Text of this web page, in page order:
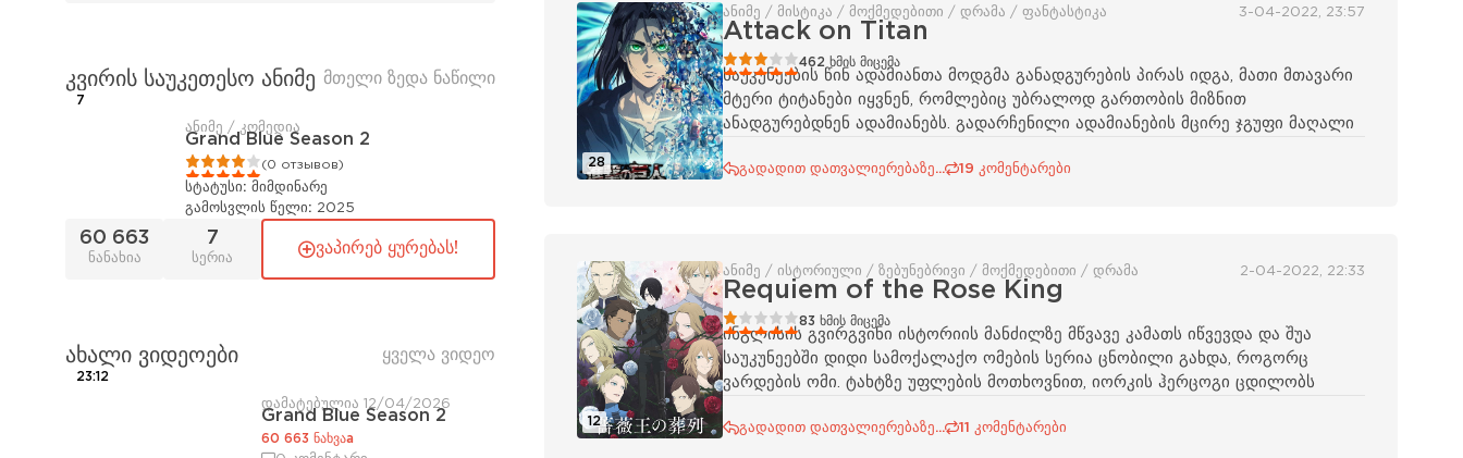
28
ანიმე / მისტიკა / მოქმედებითი / დრამა / ფანტასტიკა 3-04-2022, 23:57
Attack on Titan
1 2 3 4 5 462 ხმის მიცემა
საუკუნეების წინ ადამიანთა მოდგმა განადგურების პირას იდგა, მათი მთავარი
მტერი ტიტანები იყვნენ, რომლებიც უბრალოდ გართობის მიზნით
ანადგურებდნენ ადამიანებს. გადარჩენილი ადამიანების მცირე ჯგუფი მაღალი
გადადით დათვალიერებაზე... 19 კომენტარები
12
ანიმე / ისტორიული / ზებუნებრივი / მოქმედებითი / დრამა 2-04-2022, 22:33
Requiem of the Rose King
1 2 3 4 5 83 ხმის მიცემა
ინგლისის გვირგვინი ისტორიის მანძილზე მწვავე კამათს იწვევდა და შუა
საუკუნეებში დიდი სამოქალაქო ომების სერია ცნობილი გახდა, როგორც
ვარდების ომი. ტახტზე უფლების მოთხოვნით, იორკის ჰერცოგი ცდილობს
გადადით დათვალიერებაზე... 11 კომენტარები
კვირის საუკეთესო ანიმე მთელი ზედა ნაწილი
7
ანიმე / კომედია
Grand Blue Season 2
(0 отзывов)
სტატუსი: მიმდინარე
გამოსვლის წელი: 2025
60 663
ნანახია
7
სერია
ვაპირებ ყურებას!
ახალი ვიდეოები ყველა ვიდეო
23:12
დამატებულია 12/04/2026
Grand Blue Season 2
60 663 ნახვაа